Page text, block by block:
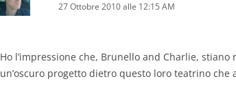
27 Ottobre 2010 alle 12:15 AM
Ho l’impressione che, Brunello and Charlie, stiano
un’oscuro progetto dietro questo loro teatrino che